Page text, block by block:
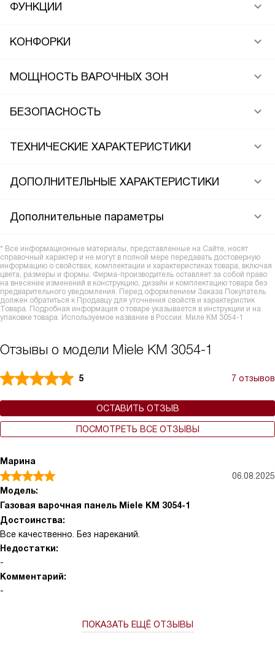
ФУНКЦИИ
КОНФОРКИ
МОЩНОСТЬ ВАРОЧНЫХ ЗОН
БЕЗОПАСНОСТЬ
ТЕХНИЧЕСКИЕ ХАРАКТЕРИСТИКИ
ДОПОЛНИТЕЛЬНЫЕ ХАРАКТЕРИСТИКИ
Дополнительные параметры
* Все информационные материалы, представленные на Сайте, носят
справочный характер и не могут в полной мере передавать достоверную
информацию о свойствах, комплектации и характеристиках товара, включая
цвета, размеры и формы. Фирма-производитель оставляет за собой право
на внесение изменений в конструкцию, дизайн и комплектацию товара без
предварительного уведомления. Перед оформлением Заказа Покупатель
должен обратиться к Продавцу для уточнения свойств и характеристик
Товара. Подробная информация о товаре указывается в инструкции и на
упаковке товара. Используемое название в России: Миле KM 3054-1
Отзывы о модели Miele KM 3054-1
5 7 отзывов
ОСТАВИТЬ ОТЗЫВ
ПОСМОТРЕТЬ ВСЕ ОТЗЫВЫ
Марина
06.08.2025
Модель:
Газовая варочная панель Miele KM 3054-1
Достоинства:
Все качественно. Без нареканий.
Недостатки:
-
Комментарий:
-
ПОКАЗАТЬ ЕЩЁ ОТЗЫВЫ